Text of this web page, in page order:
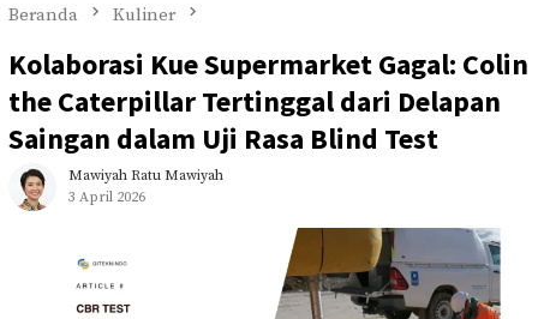
Beranda Kuliner
Kolaborasi Kue Supermarket Gagal: Colin
the Caterpillar Tertinggal dari Delapan
Saingan dalam Uji Rasa Blind Test
Mawiyah Ratu Mawiyah
3 April 2026